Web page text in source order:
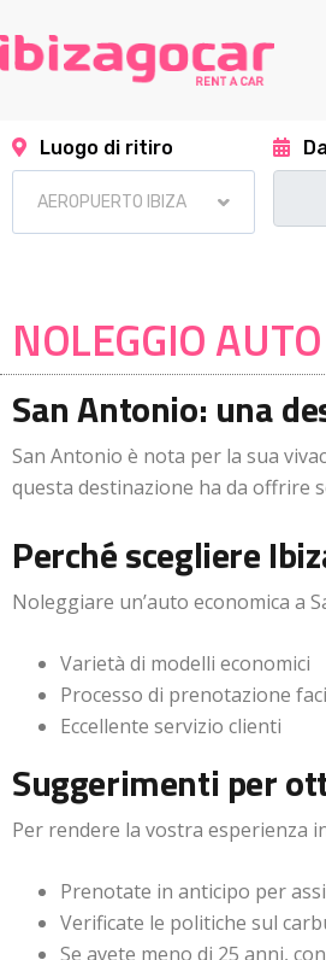
Luogo di ritiro
NOLEGGIO
San Antonio: una
San Antonio è nota per la sua
questa destinazione ha da offrire
Perché scegliere
Noleggiare un’auto economica a
Varietà di modelli economici
Processo di prenotazione
Eccellente servizio clienti
Suggerimenti per
Per rendere la vostra esperienza
Prenotate in anticipo per
Verificate le politiche sul
Se avete meno di 25 anni,